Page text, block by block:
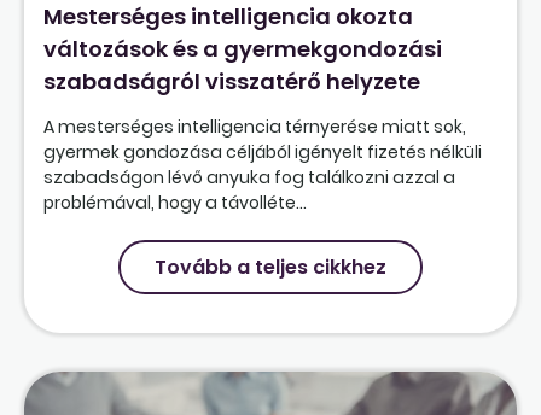
Mesterséges intelligencia okozta
változások és a gyermekgondozási
szabadságról visszatérő helyzete
A mesterséges intelligencia térnyerése miatt sok,
gyermek gondozása céljából igényelt fizetés nélküli
szabadságon lévő anyuka fog találkozni azzal a
problémával, hogy a távolléte...
Tovább a teljes cikkhez